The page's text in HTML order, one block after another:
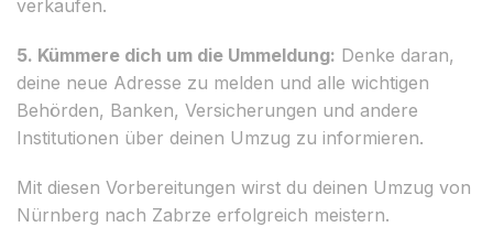
verkaufen.
5. Kümmere dich um die Ummeldung: Denke daran,
deine neue Adresse zu melden und alle wichtigen
Behörden, Banken, Versicherungen und andere
Institutionen über deinen Umzug zu informieren.
Mit diesen Vorbereitungen wirst du deinen Umzug von
Nürnberg nach Zabrze erfolgreich meistern.